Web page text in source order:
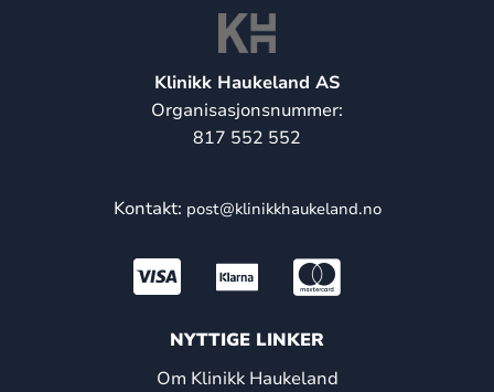
Klinikk Haukeland AS
Organisasjonsnummer:
817 552 552
Kontakt: post@klinikkhaukeland.no
NYTTIGE LINKER
Om Klinikk Haukeland